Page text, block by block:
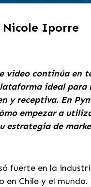
Nicole Iporre
video continúa en
ideal para
y receptiva. En
empezar a
estrategia de
fuerte en la
en Chile y el mundo.